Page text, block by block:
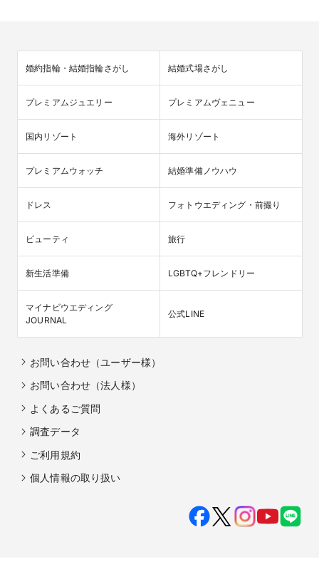
婚約指輪・結婚指輪さがし 結婚式場さがし
プレミアムジュエリー プレミアムヴェニュー
国内リゾート 海外リゾート
プレミアムウォッチ 結婚準備ノウハウ
ドレス フォトウエディング・前撮り
ビューティ 旅行
新生活準備 LGBTQ+フレンドリー
マイナビウエディング
JOURNAL
公式LINE
お問い合わせ（ユーザー様）
お問い合わせ（法人様）
よくあるご質問
調査データ
ご利用規約
個人情報の取り扱い